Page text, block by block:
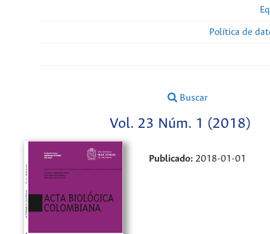
Política de
Buscar
Vol. 23 Núm. 1 (2018)
Publicado: 2018-01-01